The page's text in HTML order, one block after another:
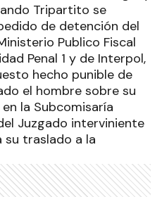
Tripartito se
de detención del
Publico Fiscal
Penal 1 y de Interpol,
hecho punible de
el hombre sobre su
la Subcomisaría
Juzgado interviniente
traslado a la